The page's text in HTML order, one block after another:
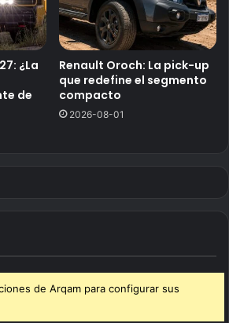
¿La
de
Renault Oroch: La pick-up
que redefine el segmento
compacto
2026-08-01
de Arqam para configurar sus